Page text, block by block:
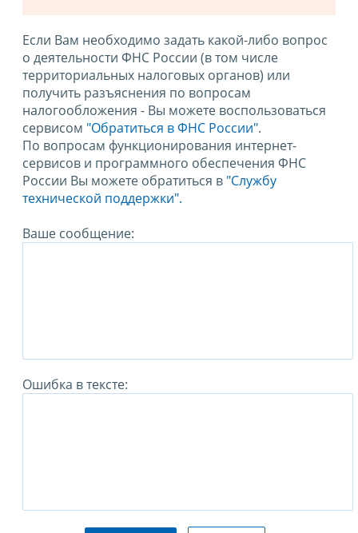
Если Вам необходимо задать какой-либо вопрос
о деятельности ФНС России (в том числе
территориальных налоговых органов) или
получить разъяснения по вопросам
налогообложения - Вы можете воспользоваться
сервисом "Обратиться в ФНС России".
По вопросам функционирования интернет-
сервисов и программного обеспечения ФНС
России Вы можете обратиться в "Службу
технической поддержки".
Ваше сообщение:
Ошибка в тексте: